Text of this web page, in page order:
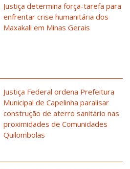
Justiça determina força-tarefa para
enfrentar crise humanitária dos
Maxakali em Minas Gerais
Justiça Federal ordena Prefeitura
Municipal de Capelinha paralisar
construção de aterro sanitário nas
proximidades de Comunidades
Quilombolas